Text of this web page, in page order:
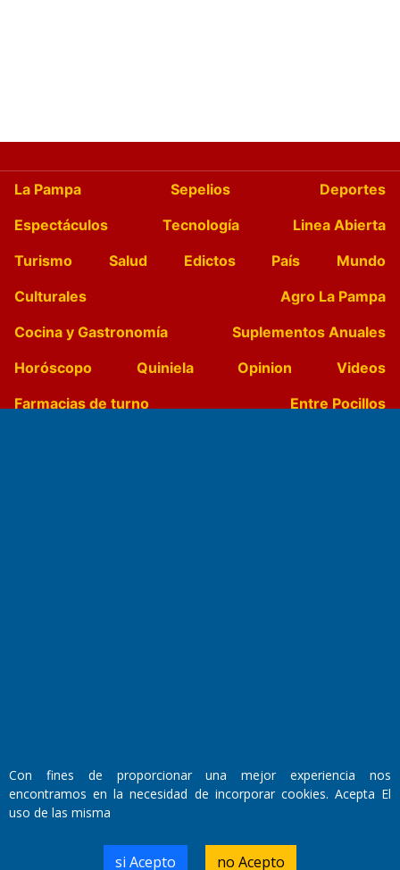
La Pampa Sepelios
Deportes
Espectáculos
Tecnología
Linea Abierta
Turismo
Salud Edictos País
Mundo
Culturales
Agro La Pampa
Cocina y Gastronomía
Suplementos Anuales
Horóscopo
Quiniela Opinion
Videos
Farmacias de turno
Entre Pocillos
Miembro de ADIRA,ADEPA y CPPAL
Propietario: El Diario SRL
Director Periodístico:
Con fines de proporcionar una mejor experiencia nos
encontramos en la necesidad de incorporar cookies. Acepta El
uso de las misma
si Acepto no Acepto